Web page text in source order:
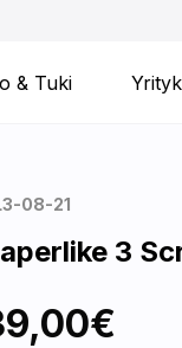
& Tuki
08-21
3